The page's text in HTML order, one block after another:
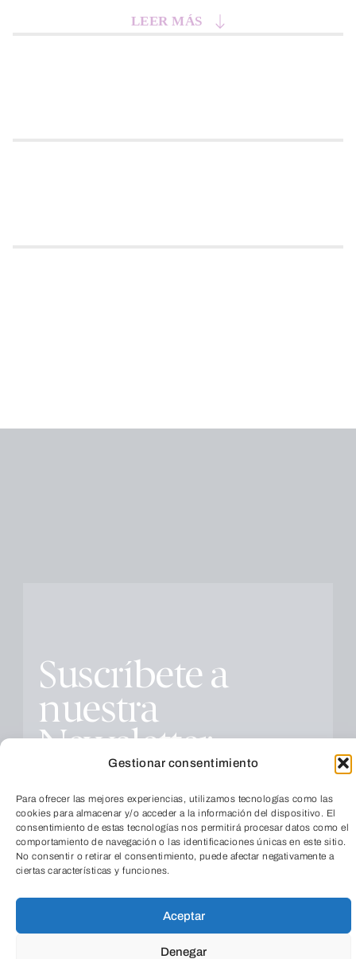
Gestionar consentimiento
Para ofrecer las mejores experiencias, utilizamos tecnologías como las
cookies para almacenar y/o acceder a la información del dispositivo. El
consentimiento de estas tecnologías nos permitirá procesar datos como el
comportamiento de navegación o las identificaciones únicas en este sitio.
No consentir o retirar el consentimiento, puede afectar negativamente a
ciertas características y funciones.
Aceptar
Denegar
TeleEntradas
LEER MÁS
Suscríbete a
nuestra
Newsletter
Todas
Educación
Social